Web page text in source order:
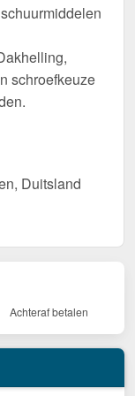
schroefkeuze
Duitsland
Achteraf betalen